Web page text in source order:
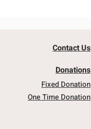
Contact Us
Donations
Fixed Donation
One Time Donation